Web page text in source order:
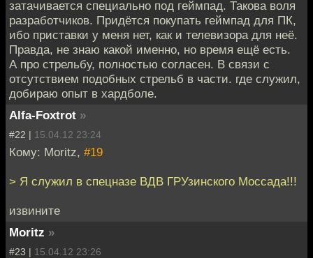
затачивается специально под геймпад. Такова воля
разработчиков. Придётся покупать геймпад для ПК,
ибо приставки у меня нет, как и телевизора для неё.
Правда, не знаю какой именно, но время ещё есть.
А про стрельбу, полностью согласен. В связи с
отсутствием подобных стрельб в части. где служил,
добираю опыт в хардболе.
Alfa-Foxtrot »
#22 | 15.04.12 23:24
Кому: Moritz, #19
> Я служил в спецназе ВДВ ГРУзинского Моссада!!!
извините
Moritz »
#23 | 15.04.12 23:26